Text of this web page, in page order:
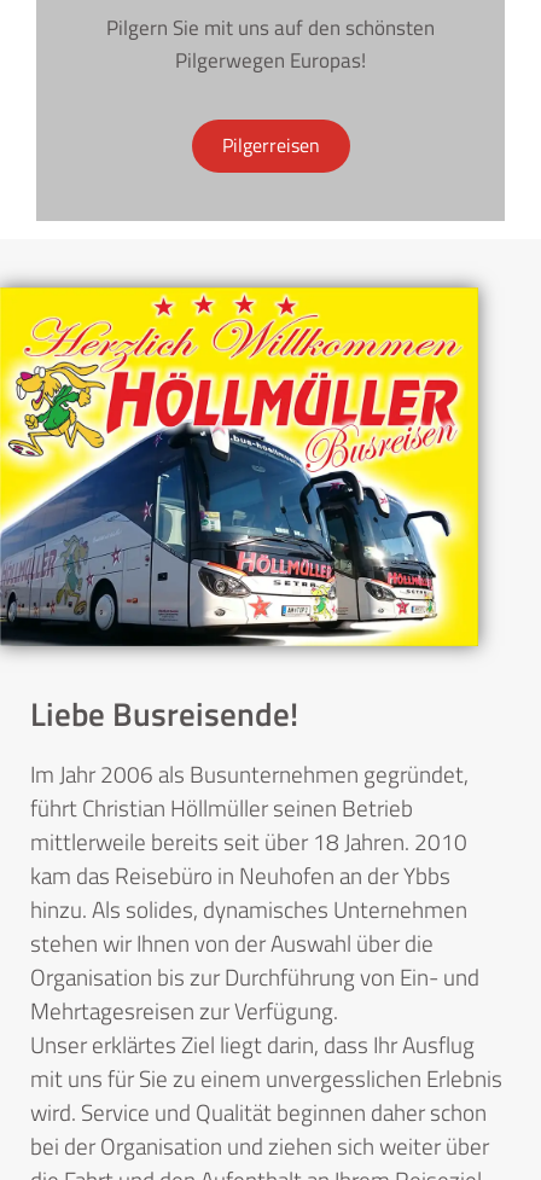
Pilgern Sie mit uns auf den schönsten
Pilgerwegen Europas!
Pilgerreisen
Liebe Busreisende!
Im Jahr 2006 als Busunternehmen gegründet,
führt Christian Höllmüller seinen Betrieb
mittlerweile bereits seit über 18 Jahren. 2010
kam das Reisebüro in Neuhofen an der Ybbs
hinzu. Als solides, dynamisches Unternehmen
stehen wir Ihnen von der Auswahl über die
Organisation bis zur Durchführung von Ein- und
Mehrtagesreisen zur Verfügung.
Unser erklärtes Ziel liegt darin, dass Ihr Ausflug
mit uns für Sie zu einem unvergesslichen Erlebnis
wird. Service und Qualität beginnen daher schon
bei der Organisation und ziehen sich weiter über